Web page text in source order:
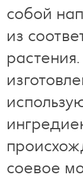
собой
из
соевое